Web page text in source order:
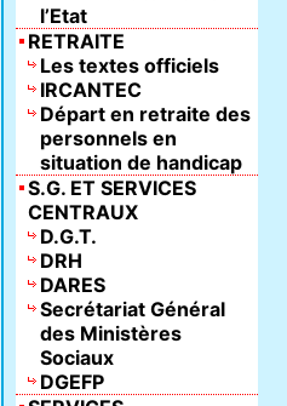
l’Etat
RETRAITE
Les textes officiels
IRCANTEC
Départ en retraite des
personnels en
situation de handicap
S.G. ET SERVICES
CENTRAUX
D.G.T.
DRH
DARES
Secrétariat Général
des Ministères
Sociaux
DGEFP